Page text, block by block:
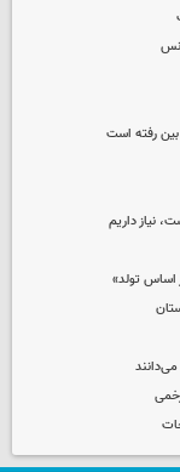
رفته است
نیاز داریم
اساس تولد»